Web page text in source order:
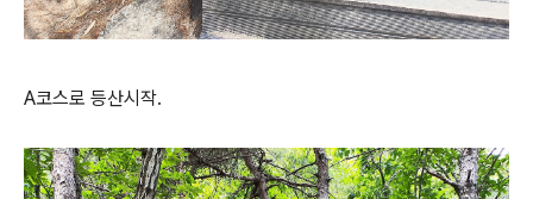
A코스로 등산시작.